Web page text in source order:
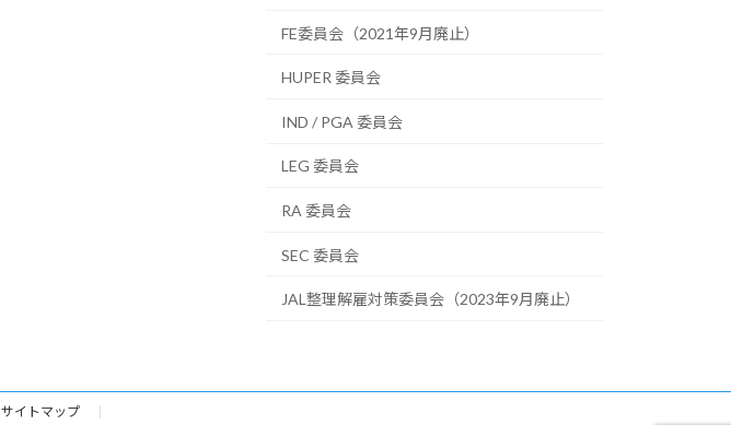
FE委員会（2021年9月廃止）
HUPER 委員会
IND / PGA 委員会
LEG 委員会
RA 委員会
SEC 委員会
JAL整理解雇対策委員会（2023年9月廃止）
サイトマップ